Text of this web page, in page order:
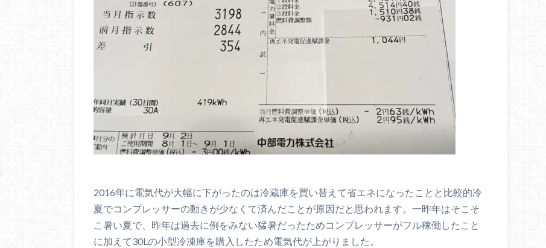
2016年に電気代が大幅に下がったのは冷蔵庫を買い替えて省エネになったことと比較的冷
夏でコンプレッサーの動きが少なくて済んだことが原因だと思われます。一昨年はそこそ
こ暑い夏で、昨年は過去に例をみない猛暑だったためコンプレッサーがフル稼働したこと
に加えて30Lの小型冷凍庫を購入したため電気代が上がりました。